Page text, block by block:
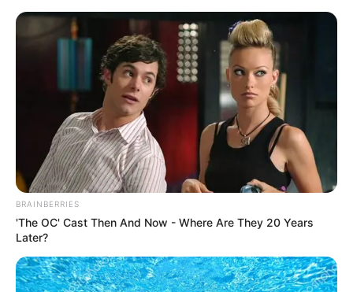
BRAINBERRIES
'The OC' Cast Then And Now - Where Are They 20 Years
Later?